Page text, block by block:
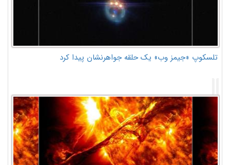
تلسکوپ «جیمز وب» یک حلقه جواهرنشان پیدا کرد